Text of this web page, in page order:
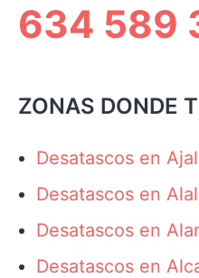
634 589
ZONAS DONDE
Desatascos en
Desatascos en
Desatascos en
Desatascos en